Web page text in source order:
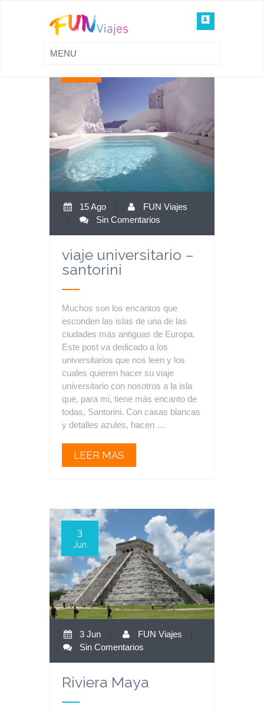
15 Ago
FUN Viajes
Sin Comentarios
viaje universitario –
santorini
Muchos son los encantos que
esconden las islas de una de las
ciudades más antiguas de Europa.
Este post va dedicado a los
universitarios que nos leen y los
cuales quieren hacer su viaje
universitario con nosotros a la isla
que, para mi, tiene más encanto de
todas, Santorini. Con casas blancas
y detalles azules, hacen …
LEER MAS
3
Jun
3 Jun FUN Viajes
Sin Comentarios
Riviera Maya